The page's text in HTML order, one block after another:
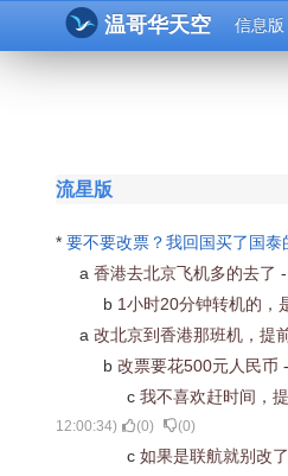
温哥华天空 信息版
流星版
* 要不要改票？我回国买了国
a 香港去北京飞机多的去了 -
b 1小时20分钟转机的，
a 改北京到香港那班机，提
b 改票要花500元人民币 -
c 我不喜欢赶时间，
12:00:34) (0) (0)
c 如果是联航就别改